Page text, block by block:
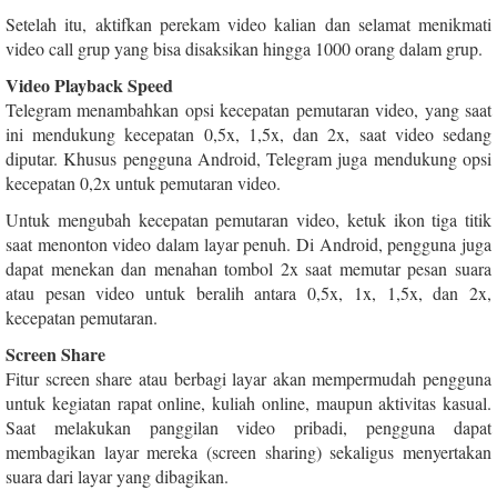
Setelah itu, aktifkan perekam video kalian dan selamat menikmati
video call grup yang bisa disaksikan hingga 1000 orang dalam grup.
Video Playback Speed
Telegram menambahkan opsi kecepatan pemutaran video, yang saat
ini mendukung kecepatan 0,5x, 1,5x, dan 2x, saat video sedang
diputar. Khusus pengguna Android, Telegram juga mendukung opsi
kecepatan 0,2x untuk pemutaran video.
Untuk mengubah kecepatan pemutaran video, ketuk ikon tiga titik
saat menonton video dalam layar penuh. Di Android, pengguna juga
dapat menekan dan menahan tombol 2x saat memutar pesan suara
atau pesan video untuk beralih antara 0,5x, 1x, 1,5x, dan 2x,
kecepatan pemutaran.
Screen Share
Fitur screen share atau berbagi layar akan mempermudah pengguna
untuk kegiatan rapat online, kuliah online, maupun aktivitas kasual.
Saat melakukan panggilan video pribadi, pengguna dapat
membagikan layar mereka (screen sharing) sekaligus menyertakan
suara dari layar yang dibagikan.